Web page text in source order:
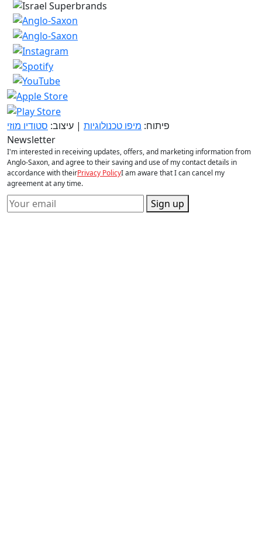
פיתוח: מיפו טכנולוגיות | עיצוב: סטודיו מוזי
Newsletter
I'm interested in receiving updates, offers, and marketing information from
Anglo-Saxon, and agree to their saving and use of my contact details in
accordance with theirPrivacy PolicyI am aware that I can cancel my
agreement at any time.
Sign up